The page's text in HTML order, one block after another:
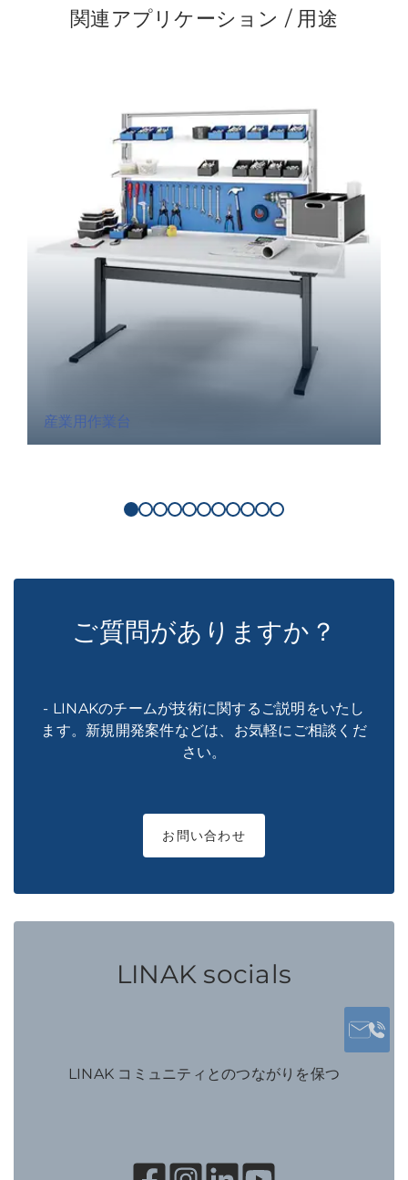
関連アプリケーション / 用途
産業用作業台
ご質問がありますか？
- LINAKのチームが技術に関するご説明をいたし
ます。新規開発案件などは、お気軽にご相談くだ
さい。
お問い合わせ
LINAK socials
LINAK コミュニティとのつながりを保つ